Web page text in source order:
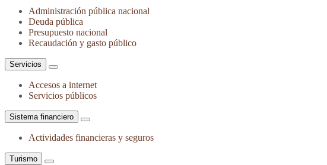
Administración pública nacional
Deuda pública
Presupuesto nacional
Recaudación y gasto público
Servicios
Accesos a internet
Servicios públicos
Sistema financiero
Actividades financieras y seguros
Turismo